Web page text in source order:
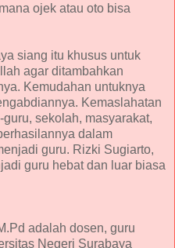
ojek atau oto bisa
siang itu khusus untuk
agar ditambahkan
Kemudahan untuknya
Kemaslahatan
sekolah, masyarakat,
dalam
guru. Rizki Sugiarto,
guru hebat dan luar biasa
adalah dosen, guru
Negeri Surabaya